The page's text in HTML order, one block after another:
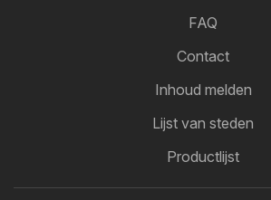
FAQ
Contact
Inhoud melden
Lijst van steden
Productlijst